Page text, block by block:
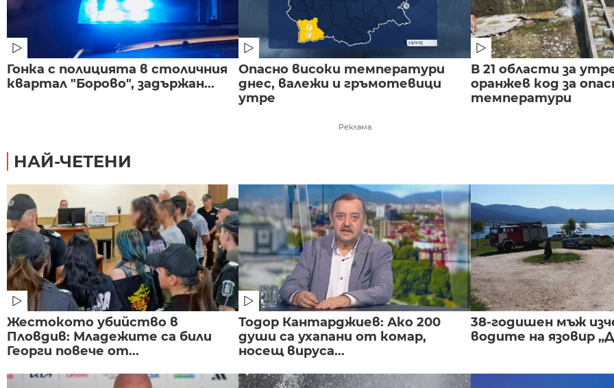
Гонка с полицията в столичния
квартал "Борово", задържан...
Опасно високи температури
днес, валежи и гръмотевици
утре
В 21 области за
оранжев код за
температури
Реклама
НАЙ-ЧЕТЕНИ
Жестокото убийство в
Пловдив: Младежите са били
Георги повече от...
Тодор Кантарджиев: Ако 200
души са ухапани от комар,
носещ вируса...
38-годишен мъж
водите на язовир